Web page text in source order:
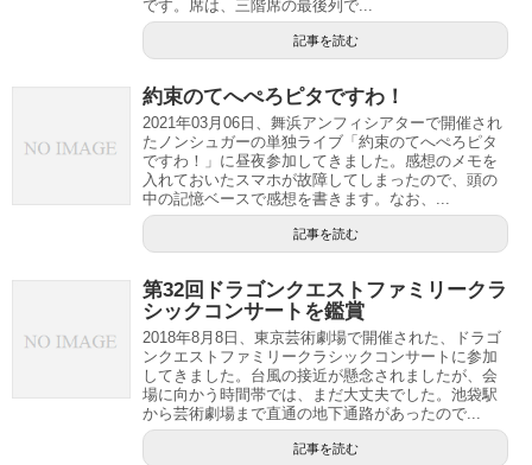
です。席は、三階席の最後列で...
記事を読む
約束のてへぺろピタですわ！
2021年03月06日、舞浜アンフィシアターで開催され
たノンシュガーの単独ライブ「約束のてへぺろピタ
ですわ！」に昼夜参加してきました。感想のメモを
入れておいたスマホが故障してしまったので、頭の
中の記憶ベースで感想を書きます。なお、...
記事を読む
第32回ドラゴンクエストファミリークラ
シックコンサートを鑑賞
2018年8月8日、東京芸術劇場で開催された、ドラゴ
ンクエストファミリークラシックコンサートに参加
してきました。台風の接近が懸念されましたが、会
場に向かう時間帯では、まだ大丈夫でした。池袋駅
から芸術劇場まで直通の地下通路があったので...
記事を読む